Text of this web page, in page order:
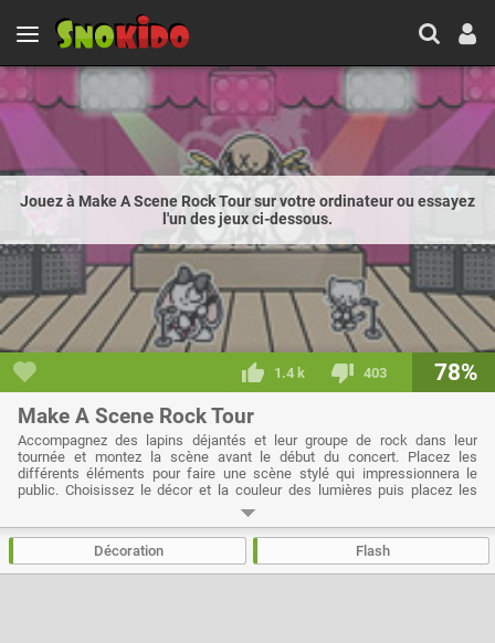
Jouez à Make A Scene Rock Tour sur votre ordinateur ou essayez
l'un des jeux ci-dessous.
1.4 k 403 78%
Make A Scene Rock Tour
Accompagnez des lapins déjantés et leur groupe de rock dans leur
tournée et montez la scène avant le début du concert. Placez les
différents éléments pour faire une scène stylé qui impressionnera le
public. Choisissez le décor et la couleur des lumières puis placez les
micros, les flammes, les projecteurs de fumée et les décorations.
Développeur :Spilgames - Joué30 kfois
Décoration Flash